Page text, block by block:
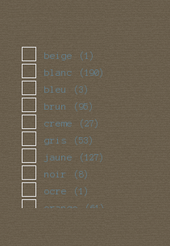
beige (1)
blanc (190)
bleu (3)
brun (95)
creme (27)
gris (53)
jaune (127)
noir (8)
ocre (1)
orange (61)